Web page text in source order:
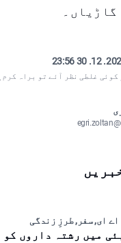
گاڑیاں۔
2025. 12.
کوئی غلطی نظر آئے تو براہ کرم
اے ای, سفر, طرزِ زندگی
میں رشتہ داروں کو